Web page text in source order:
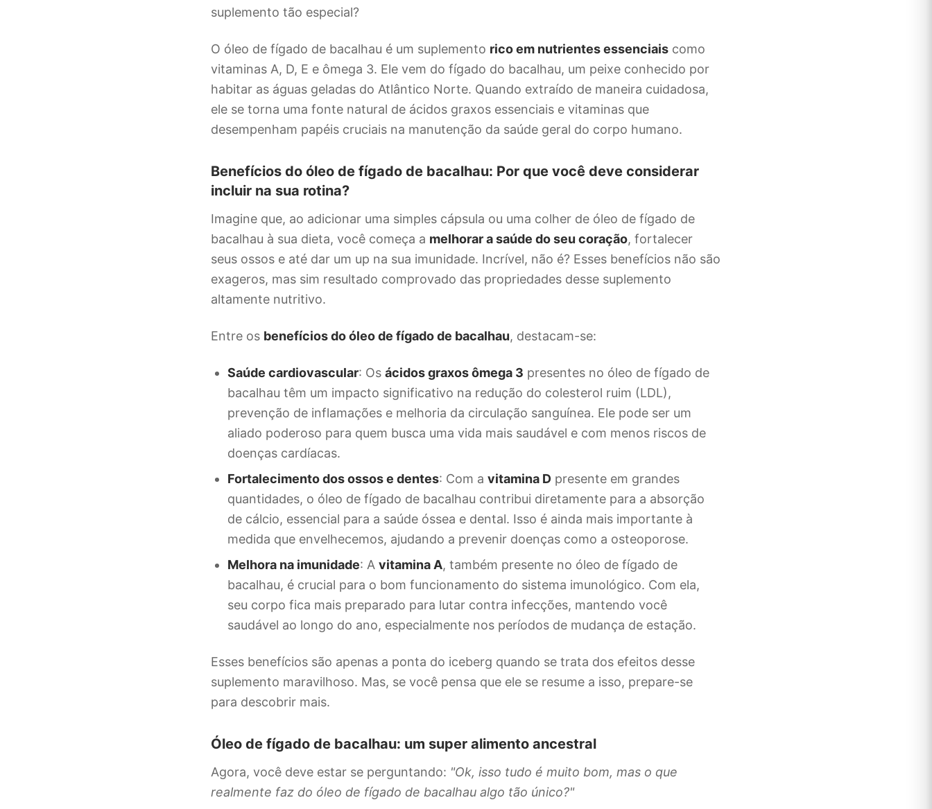
suplemento tão especial?
O óleo de fígado de bacalhau é um suplemento rico em nutrientes essenciais como
vitaminas A, D, E e ômega 3. Ele vem do fígado do bacalhau, um peixe conhecido por
habitar as águas geladas do Atlântico Norte. Quando extraído de maneira cuidadosa,
ele se torna uma fonte natural de ácidos graxos essenciais e vitaminas que
desempenham papéis cruciais na manutenção da saúde geral do corpo humano.
Benefícios do óleo de fígado de bacalhau: Por que você deve considerar
incluir na sua rotina?
Imagine que, ao adicionar uma simples cápsula ou uma colher de óleo de fígado de
bacalhau à sua dieta, você começa a melhorar a saúde do seu coração, fortalecer
seus ossos e até dar um up na sua imunidade. Incrível, não é? Esses benefícios não são
exageros, mas sim resultado comprovado das propriedades desse suplemento
altamente nutritivo.
Entre os benefícios do óleo de fígado de bacalhau, destacam-se:
Saúde cardiovascular: Os ácidos graxos ômega 3 presentes no óleo de fígado de
bacalhau têm um impacto significativo na redução do colesterol ruim (LDL),
prevenção de inflamações e melhoria da circulação sanguínea. Ele pode ser um
aliado poderoso para quem busca uma vida mais saudável e com menos riscos de
doenças cardíacas.
Fortalecimento dos ossos e dentes: Com a vitamina D presente em grandes
quantidades, o óleo de fígado de bacalhau contribui diretamente para a absorção
de cálcio, essencial para a saúde óssea e dental. Isso é ainda mais importante à
medida que envelhecemos, ajudando a prevenir doenças como a osteoporose.
Melhora na imunidade: A vitamina A, também presente no óleo de fígado de
bacalhau, é crucial para o bom funcionamento do sistema imunológico. Com ela,
seu corpo fica mais preparado para lutar contra infecções, mantendo você
saudável ao longo do ano, especialmente nos períodos de mudança de estação.
Esses benefícios são apenas a ponta do iceberg quando se trata dos efeitos desse
suplemento maravilhoso. Mas, se você pensa que ele se resume a isso, prepare-se
para descobrir mais.
Óleo de fígado de bacalhau: um super alimento ancestral
Agora, você deve estar se perguntando: "Ok, isso tudo é muito bom, mas o que
realmente faz do óleo de fígado de bacalhau algo tão único?"